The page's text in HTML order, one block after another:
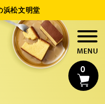
浜松文明堂
0